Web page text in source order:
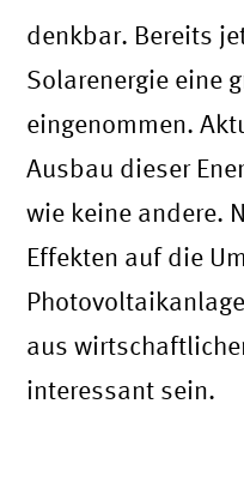
denkbar. Bereits
Solarenergie eine
eingenommen.
Ausbau dieser
wie keine andere.
Effekten auf die
aus
interessant sein.